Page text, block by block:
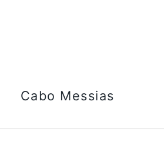
Cabo Messias